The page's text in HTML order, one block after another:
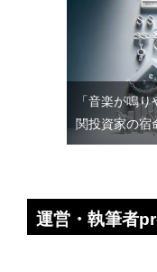
「音楽が鳴
関投資家の宿
運営・執筆者